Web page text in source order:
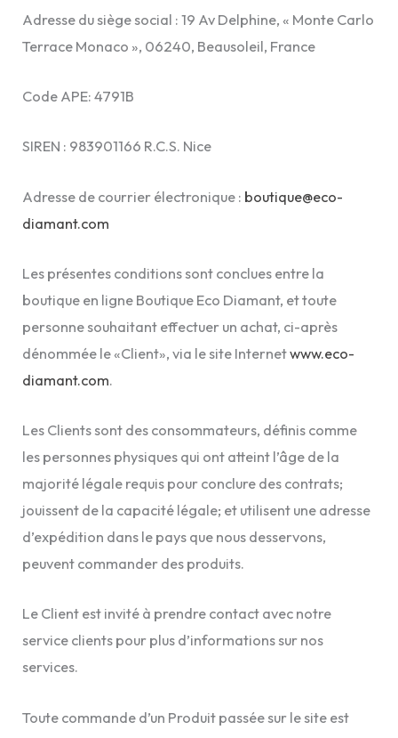
Adresse du siège social : 19 Av Delphine, « Monte Carlo
Terrace Monaco », 06240, Beausoleil, France
Code APE: 4791B
SIREN : 983901166 R.C.S. Nice
Adresse de courrier électronique : boutique@eco-
diamant.com
Les présentes conditions sont conclues entre la
boutique en ligne Boutique Eco Diamant, et toute
personne souhaitant effectuer un achat, ci-après
dénommée le «Client», via le site Internetwww.eco-
diamant.com.
Les Clients sont des consommateurs, définis comme
les personnes physiques qui ont atteint l’âge de la
majorité légale requis pour conclure des contrats;
jouissent de la capacité légale; et utilisent une adresse
d’expédition dans le pays que nous desservons,
peuvent commander des produits.
Le Client est invité à prendre contact avec notre
service clients pour plus d’informations sur nos
services.
Toute commande d’un Produit passée sur le site est